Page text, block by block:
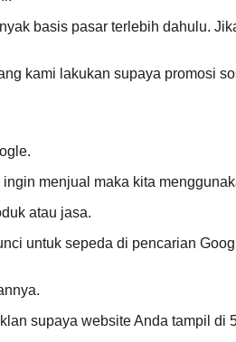
basis pasar terlebih dahulu.
kami lakukan supaya promosi
menjual maka kita
atau jasa.
untuk sepeda di pencarian
supaya website Anda tampil di